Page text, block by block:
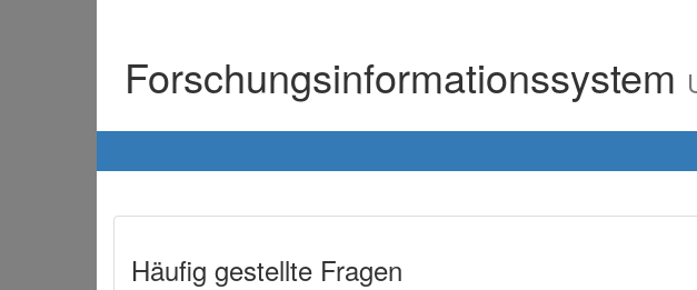
Forschungsinformationssystem
Häufig gestellte Fragen